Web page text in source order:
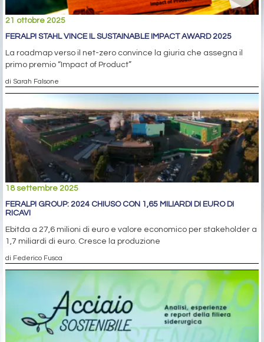
21 ottobre 2025
FERALPI STAHL VINCE IL SUSTAINABLE IMPACT AWARD 2025
La roadmap verso il net-zero convince la giuria che assegna il
primo premio “Impact of Product”
di Sarah Falsone
18 settembre 2025
FERALPI GROUP: 2024 CHIUSO CON 1,65 MILIARDI DI EURO DI
RICAVI
Ebitda a 27,6 milioni di euro e valore economico per stakeholder a
1,7 miliardi di euro. Cresce la produzione
di Federico Fusca